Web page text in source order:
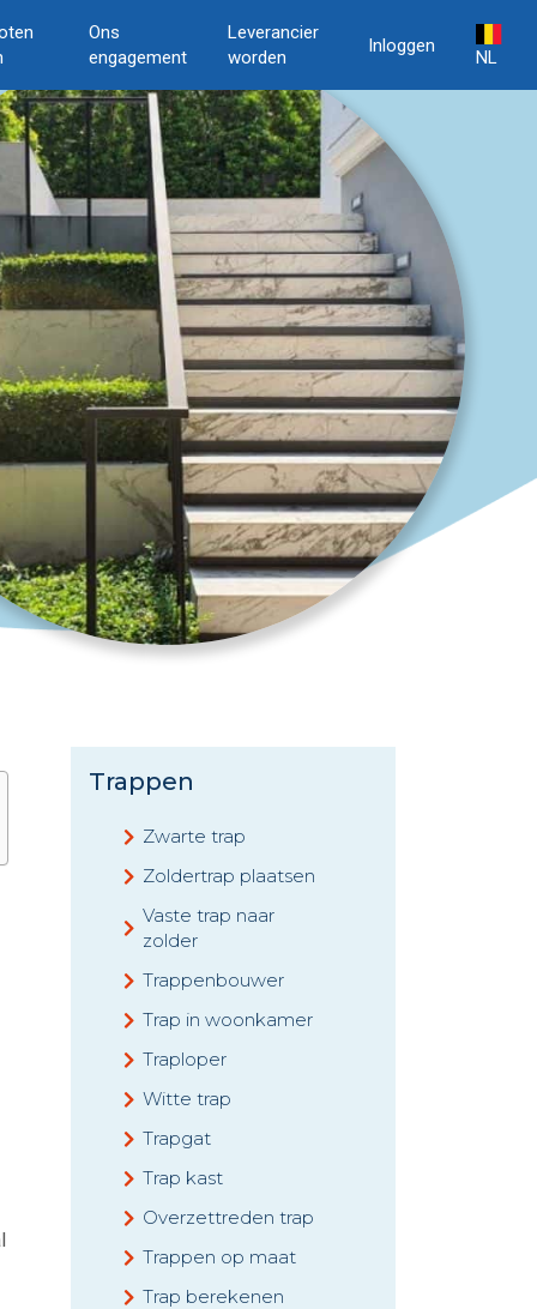
Ons
engagement
Leverancier
worden
Inloggen
NL
Trappen
Zwarte trap
Zoldertrap plaatsen
Vaste trap naar
zolder
Trappenbouwer
Trap in woonkamer
Traploper
Witte trap
Trapgat
Trap kast
Overzettreden trap
Trappen op maat
Trap berekenen